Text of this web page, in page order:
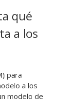
qué
a los
para
a los
modelo de